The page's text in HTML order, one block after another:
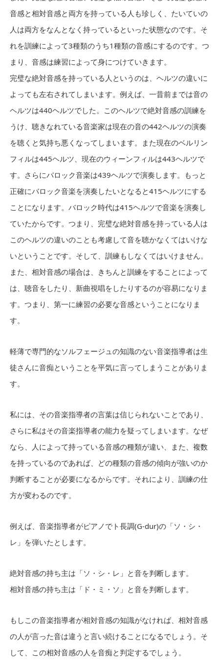
音感と相対音感と両方を持っている人も珍しく、たいていの
人は両方をなんとなく持っているといった状態なのです。そ
れを訓練によって3種類のうち1種類の音感にするのです。つ
まり、音感は練習によって身につけていきます。
完璧な絶対音感を持っている人というのは、ヘルツの違いに
よっても左右されてしまいます。例えば、一昔前までは音の
ヘルツは440ヘルツでした。このヘルツで絶対音感の訓練を
うけ、聴きなれている音楽家は現在の音の442ヘルツの演奏
を聴くと気持ち悪くなってしまいます。また現在のベルリン
フィルは445ヘルツ、現在のウィーンフィルは443ヘルツで
す。さらにバロック音楽は439ヘルツで演奏します。もっと
正確にバロック音楽を演奏したいとなると415ヘルツにする
ことになります。バロック時代は415ヘルツで音楽を演奏し
ていたからです。つまり、完璧な絶対音感を持っている人は
このヘルツの違いのことも考慮して音を聴かなくてはいけな
いということです。そして、訓練もしなくてはいけません。
また、相対音感の場合は、きちんと訓練をすることによって
は、聴音をしたり、新曲視唱をしたりするのが容易になりま
す。つまり、第一に練習の必要な音感ということになりま
す。
軽薄で専門的なソルフェージュの知識のない音楽指導者は生
徒さんに音痴ということを平気に言ってしまうことがありま
す。
私には、その音楽指導者の言葉は信じられないことであり、
さらに私はその音楽指導者の能力を疑ってしまいます。なぜ
なら、人によって持っている音感の種類が違い、また、複数
を持っているのであれば、どの種類の音感の傾向が強いのか
判断することが必要になるからです。それにより、訓練の仕
方が変わるのです。
例えば、音楽指導者がピアノでト長調(G-dur)の「ソ・シ・
レ」を弾いたとします。
絶対音感の持ち主は「ソ・シ・レ」と音を判断します。
相対音感の持ち主は「ド・ミ・ソ」と音を判断します。
もしこの音楽指導者が相対音感の知識がなければ、相対音感
の人が言った音は違うと言い続けることになるでしょう。そ
して、この相対音感の人を音痴と判定するでしょう。